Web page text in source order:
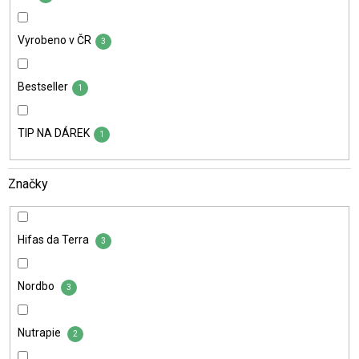
Vyrobeno v ČR 3
Bestseller 1
TIP NA DÁREK 1
Značky
Hifas da Terra 3
Nordbo 3
Nutrapie 2